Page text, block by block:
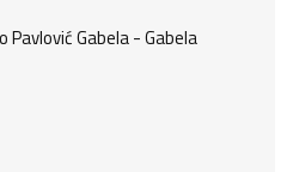
Pavlović Gabela - Gabela